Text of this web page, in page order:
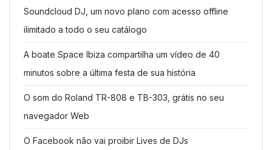
Soundcloud DJ, um novo plano com acesso offline
ilimitado a todo o seu catálogo
A boate Space Ibiza compartilha um vídeo de 40
minutos sobre a última festa de sua história
O som do Roland TR-808 e TB-303, grátis no seu
navegador Web
O Facebook não vai proibir Lives de DJs